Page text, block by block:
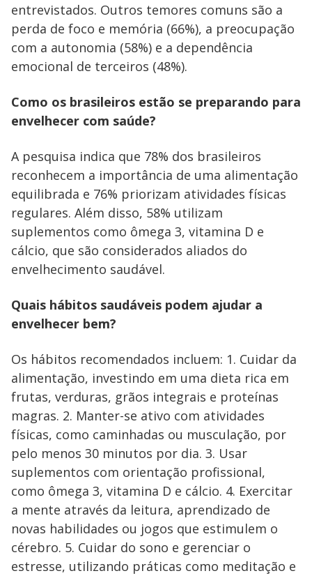
entrevistados. Outros temores comuns são a
perda de foco e memória (66%), a preocupação
com a autonomia (58%) e a dependência
emocional de terceiros (48%).
Como os brasileiros estão se preparando para
envelhecer com saúde?
A pesquisa indica que 78% dos brasileiros
reconhecem a importância de uma alimentação
equilibrada e 76% priorizam atividades físicas
regulares. Além disso, 58% utilizam
suplementos como ômega 3, vitamina D e
cálcio, que são considerados aliados do
envelhecimento saudável.
Quais hábitos saudáveis podem ajudar a
envelhecer bem?
Os hábitos recomendados incluem: 1. Cuidar da
alimentação, investindo em uma dieta rica em
frutas, verduras, grãos integrais e proteínas
magras. 2. Manter-se ativo com atividades
físicas, como caminhadas ou musculação, por
pelo menos 30 minutos por dia. 3. Usar
suplementos com orientação profissional,
como ômega 3, vitamina D e cálcio. 4. Exercitar
a mente através da leitura, aprendizado de
novas habilidades ou jogos que estimulem o
cérebro. 5. Cuidar do sono e gerenciar o
estresse, utilizando práticas como meditação e